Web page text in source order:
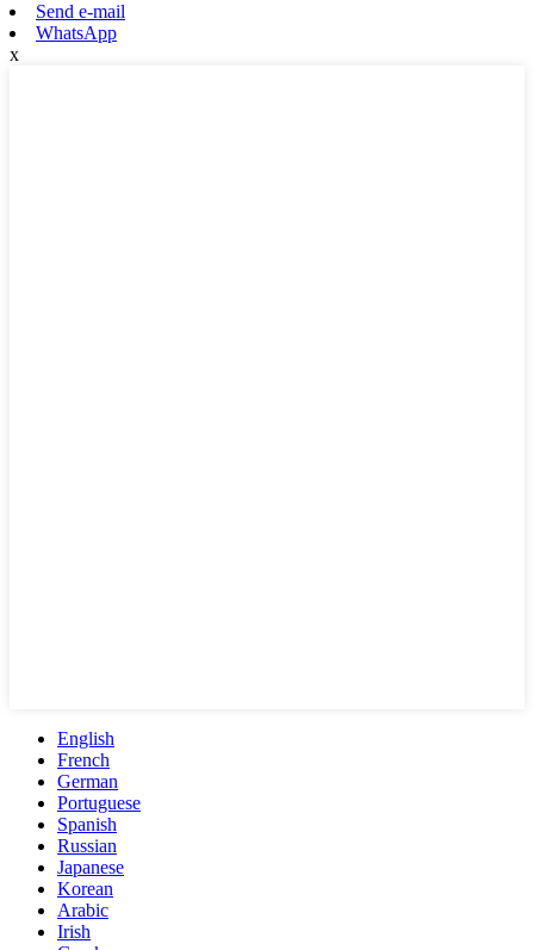
Send e-mail
WhatsApp
x
English
French
German
Portuguese
Spanish
Russian
Japanese
Korean
Arabic
Irish